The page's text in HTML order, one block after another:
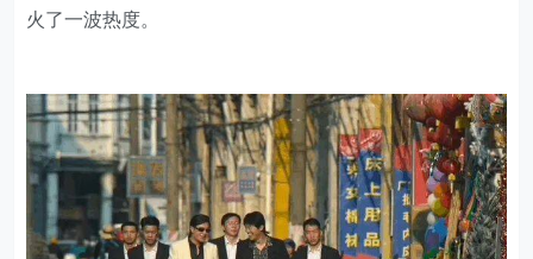
火了一波热度。